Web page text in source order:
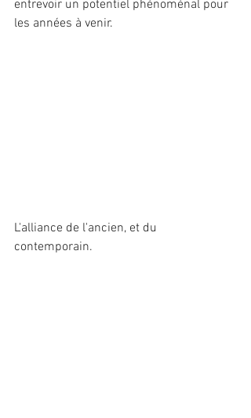
entrevoir un potentiel phénoménal pour
les années à venir.
L'alliance de l'ancien, et du
contemporain.